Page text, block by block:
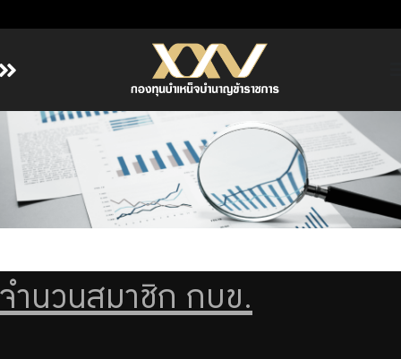
หน้าหลัก
เกี่ยวกับ กบข.
บริการสมาชิก
การบริหารความเสี่ยง
รายงานผลการดำเนินงาน
จำนวนสมาชิก กบข.